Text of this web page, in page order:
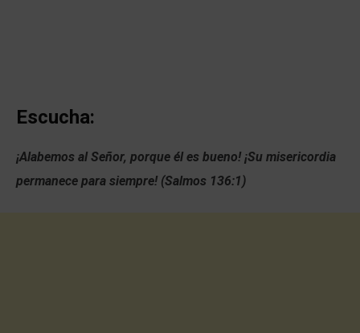
Escucha:
¡Alabemos al Señor, porque él es bueno! ¡Su misericordia
permanece para siempre! (Salmos 136:1)